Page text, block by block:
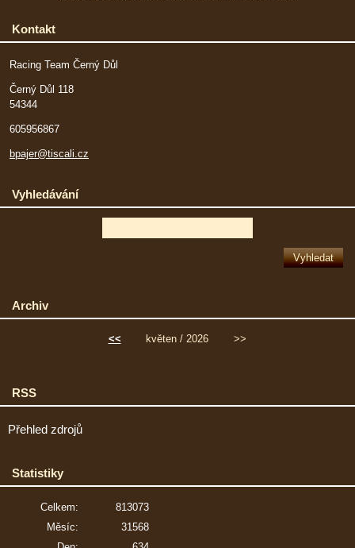
Kontakt
Racing Team Černý Důl
Černý Důl 118
54344
605956867
bpajer@tiscali.cz
Vyhledávání
Archiv
<< květen / 2026 >>
RSS
Přehled zdrojů
Statistiky
Celkem:
813073
Měsíc:
31568